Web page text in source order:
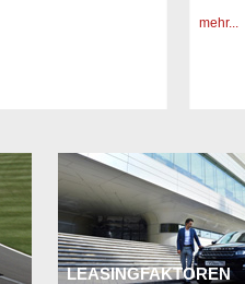
mehr...
LEASINGFAKTOREN